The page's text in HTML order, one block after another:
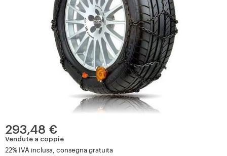
293,48 €
Vendute a coppie
22% IVA inclusa, consegna gratuita